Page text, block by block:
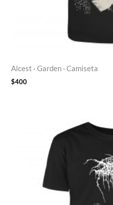
Alcest · Garden · Camiseta
$400